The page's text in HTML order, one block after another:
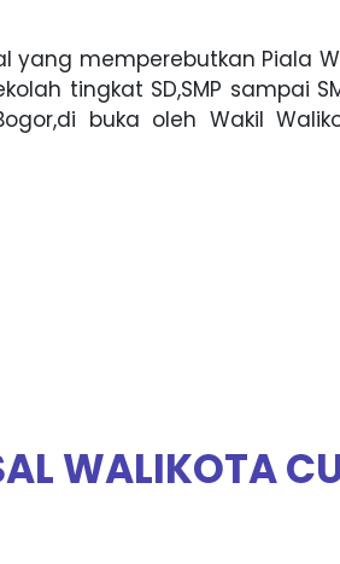
yang memperebutkan Piala
tingkat SD,SMP sampai
buka oleh Wakil
WALIKOTA